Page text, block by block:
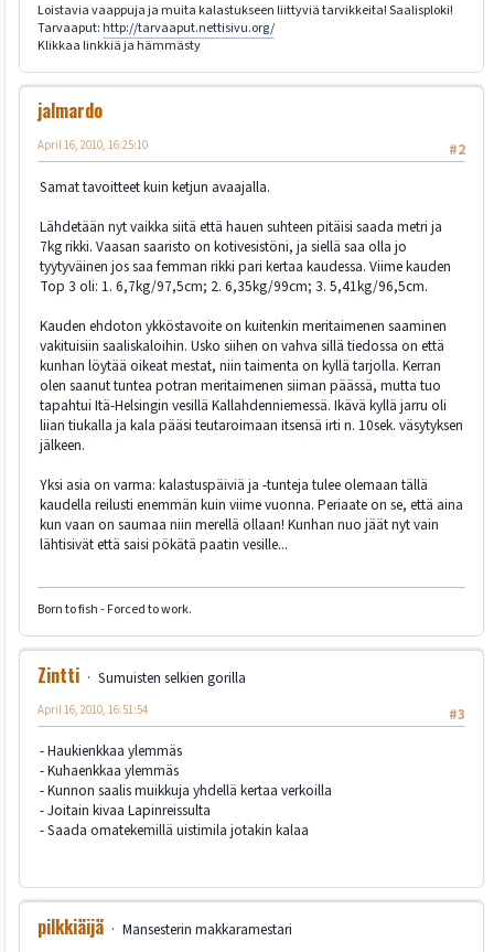
Loistavia vaappuja ja muita kalastukseen liittyviä tarvikkeita! Saalisploki!
Tarvaaput: http://tarvaaput.nettisivu.org/
Klikkaa linkkiä ja hämmästy
jalmardo
#2
April 16, 2010, 16:25:10
Samat tavoitteet kuin ketjun avaajalla.
Lähdetään nyt vaikka siitä että hauen suhteen pitäisi saada metri ja
7kg rikki. Vaasan saaristo on kotivesistöni, ja siellä saa olla jo
tyytyväinen jos saa femman rikki pari kertaa kaudessa. Viime kauden
Top 3 oli: 1. 6,7kg/97,5cm; 2. 6,35kg/99cm; 3. 5,41kg/96,5cm.
Kauden ehdoton ykköstavoite on kuitenkin meritaimenen saaminen
vakituisiin saaliskaloihin. Usko siihen on vahva sillä tiedossa on että
kunhan löytää oikeat mestat, niin taimenta on kyllä tarjolla. Kerran
olen saanut tuntea potran meritaimenen siiman päässä, mutta tuo
tapahtui Itä-Helsingin vesillä Kallahdenniemessä. Ikävä kyllä jarru oli
liian tiukalla ja kala pääsi teutaroimaan itsensä irti n. 10sek. väsytyksen
jälkeen.
Yksi asia on varma: kalastuspäiviä ja -tunteja tulee olemaan tällä
kaudella reilusti enemmän kuin viime vuonna. Periaate on se, että aina
kun vaan on saumaa niin merellä ollaan! Kunhan nuo jäät nyt vain
lähtisivät että saisi pökätä paatin vesille...
Born to fish - Forced to work.
Zintti
Sumuisten selkien gorilla
#3
April 16, 2010, 16:51:54
- Haukienkkaa ylemmäs
- Kuhaenkkaa ylemmäs
- Kunnon saalis muikkuja yhdellä kertaa verkoilla
- Joitain kivaa Lapinreissulta
- Saada omatekemillä uistimila jotakin kalaa
pilkkiäijä
Mansesterin makkaramestari